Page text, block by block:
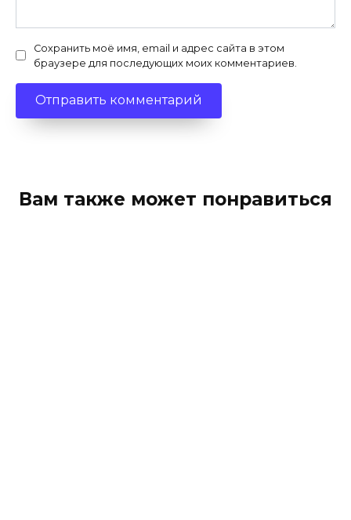
Сохранить моё имя, email и адрес сайта в этом
браузере для последующих моих комментариев.
Вам также может понравиться